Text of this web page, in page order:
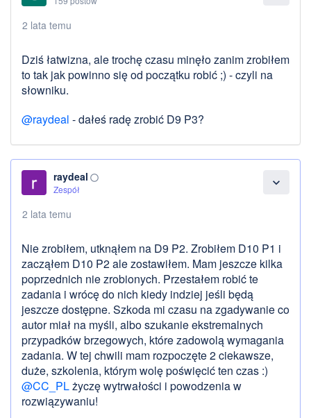
2 lata temu
Dziś łatwizna, ale trochę czasu minęło zanim zrobiłem
to tak jak powinno się od początku robić ;) - czyli na
słowniku.
@raydeal - dałeś radę zrobić D9 P3?
expand_more
raydeal panorama_fish_eye
Zespół
2 lata temu
Nie zrobiłem, utknąłem na D9 P2. Zrobiłem D10 P1 i
zacząłem D10 P2 ale zostawiłem. Mam jeszcze kilka
poprzednich nie zrobionych. Przestałem robić te
zadania i wrócę do nich kiedy indziej jeśli będą
jeszcze dostępne. Szkoda mi czasu na zgadywanie co
autor miał na myśli, albo szukanie ekstremalnych
przypadków brzegowych, które zadowolą wymagania
zadania. W tej chwili mam rozpoczęte 2 ciekawsze,
duże, szkolenia, którym wolę poświęcić ten czas :)
@CC_PLżyczę wytrwałości i powodzenia w
rozwiązywaniu!